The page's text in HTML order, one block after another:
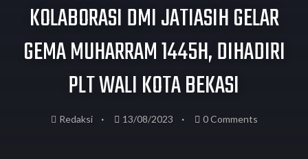
KOLABORASI DMI JATIASIH GELAR
GEMA MUHARRAM 1445H, DIHADIRI
PLT WALI KOTA BEKASI
Redaksi 13/08/2023 0 Comments